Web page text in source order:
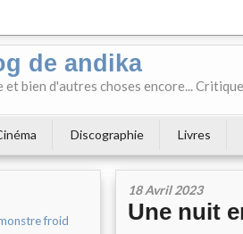
de andika
bien d'autres choses encore...
Discographie Livres
froid
18 Avril 2023
Une nuit